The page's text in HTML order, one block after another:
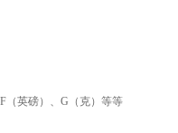
英磅）、G（克）等等